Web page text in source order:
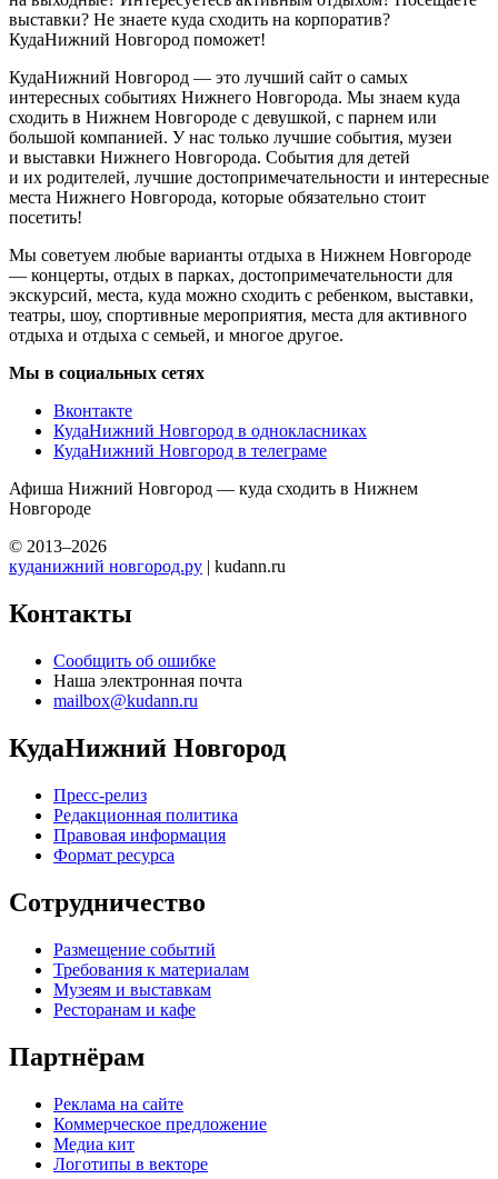
выставки? Не знаете куда сходить на корпоратив?
КудаНижний Новгород поможет!
КудаНижний Новгород — это лучший сайт о самых
интересных событиях Нижнего Новгорода. Мы знаем куда
сходить в Нижнем Новгороде с девушкой, с парнем или
большой компанией. У нас только лучшие события, музеи
и выставки Нижнего Новгорода. События для детей
и их родителей, лучшие достопримечательности и интересные
места Нижнего Новгорода, которые обязательно стоит
посетить!
Мы советуем любые варианты отдыха в Нижнем Новгороде
— концерты, отдых в парках, достопримечательности для
экскурсий, места, куда можно сходить с ребенком, выставки,
театры, шоу, спортивные мероприятия, места для активного
отдыха и отдыха с семьей, и многое другое.
Мы в социальных сетях
Вконтакте
КудаНижний Новгород в однокласниках
КудаНижний Новгород в телеграме
Афиша Нижний Новгород — куда сходить в Нижнем
Новгороде
© 2013–2026
куданижний новгород.ру | kudann.ru
Контакты
Сообщить об ошибке
Наша электронная почта
mailbox@kudann.ru
КудаНижний Новгород
Пресс-релиз
Редакционная политика
Правовая информация
Формат ресурса
Сотрудничество
Размещение событий
Требования к материалам
Музеям и выставкам
Ресторанам и кафе
Партнёрам
Реклама на сайте
Коммерческое предложение
Медиа кит
Логотипы в векторе